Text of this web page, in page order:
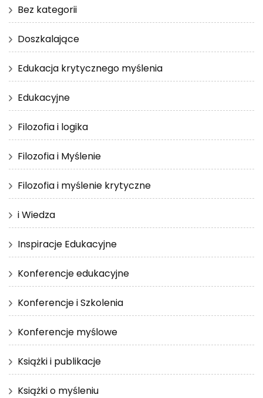
Bez kategorii
Doszkalające
Edukacja krytycznego myślenia
Edukacyjne
Filozofia i logika
Filozofia i Myślenie
Filozofia i myślenie krytyczne
i Wiedza
Inspiracje Edukacyjne
Konferencje edukacyjne
Konferencje i Szkolenia
Konferencje myślowe
Książki i publikacje
Książki o myśleniu